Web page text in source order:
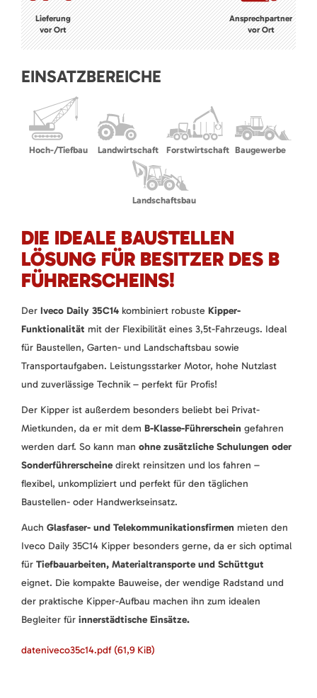
Lieferung
vor Ort
Ansprechpartner
vor Ort
EINSATZBEREICHE
Hoch-/Tiefbau Landwirtschaft Forstwirtschaft Baugewerbe
Landschaftsbau
DIE IDEALE BAUSTELLEN
LÖSUNG FÜR BESITZER DES B
FÜHRERSCHEINS!
Der Iveco Daily 35C14 kombiniert robuste Kipper-
Funktionalität mit der Flexibilität eines 3,5t-Fahrzeugs. Ideal
für Baustellen, Garten- und Landschaftsbau sowie
Transportaufgaben. Leistungsstarker Motor, hohe Nutzlast
und zuverlässige Technik – perfekt für Profis!
Der Kipper ist außerdem besonders beliebt bei Privat-
Mietkunden, da er mit dem B-Klasse-Führerschein gefahren
werden darf. So kann man ohne zusätzliche Schulungen oder
Sonderführerscheinedirekt reinsitzen und los fahren –
flexibel, unkompliziert und perfekt für den täglichen
Baustellen- oder Handwerkseinsatz.
Auch Glasfaser- und Telekommunikationsfirmen mieten den
Iveco Daily 35C14 Kipper besonders gerne, da er sich optimal
für Tiefbauarbeiten, Materialtransporte und Schüttgut
eignet. Die kompakte Bauweise, der wendige Radstand und
der praktische Kipper-Aufbau machen ihn zum idealen
Begleiter für innerstädtische Einsätze.
dateniveco35c14.pdf (61,9 KiB)